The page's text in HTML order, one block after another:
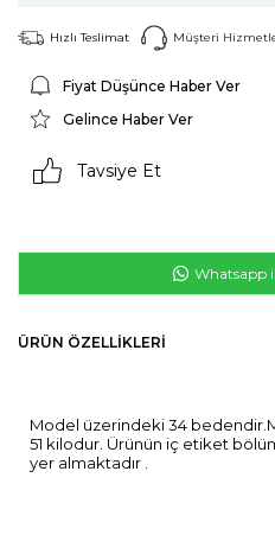
Hızlı Teslimat Müşteri
Fiyat Düşünce Haber Ver
Gelince Haber Ver
Tavsiye Et
Whatsapp
ÜRÜN ÖZELLIKLERI
Model üzerindeki 34
51 kilodur. Ürünün iç etiket
yer almaktadır .